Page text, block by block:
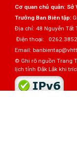
Cơ quan chủ quản: Sở
Trưởng Ban Biên tập:
Địa chỉ: 48 Nguyễn Tất
Điện thoại:
Email:
© Ghi rõ nguồn Trang
lịch tỉnh Đắk Lắk khi